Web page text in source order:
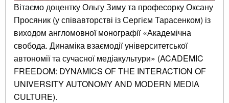
Вітаємо доцентку Ольгу Зиму та професорку Оксану
Просяник (у співавторстві із Сергієм Тарасенком) із
виходом англомовної монографії «Академічна
свобода. Динаміка взаємодії університетської
автономії та сучасної медіакультури» (ACADEMIC
FREEDOM: DYNAMICS OF THE INTERACTION OF
UNIVERSITY AUTONOMY AND MODERN MEDIA
CULTURE).